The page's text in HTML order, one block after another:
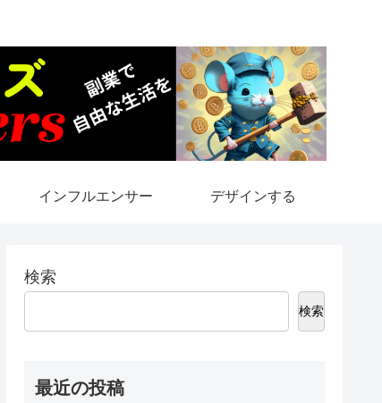
インフルエンサー デザインする
検索
検索
最近の投稿